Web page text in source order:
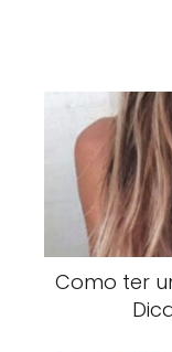
Como ter